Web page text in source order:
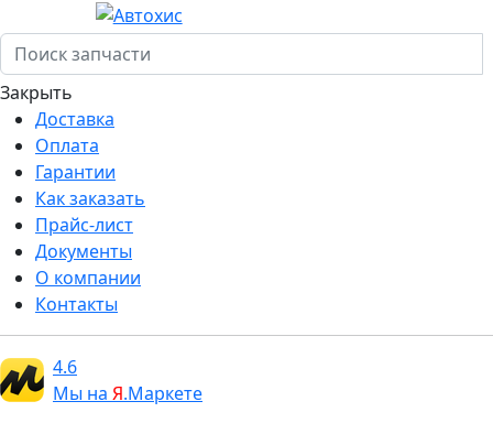
Закрыть
Доставка
Оплата
Гарантии
Как заказать
Прайс-лист
Документы
О компании
Контакты
4.6
Мы на Я.Маркете